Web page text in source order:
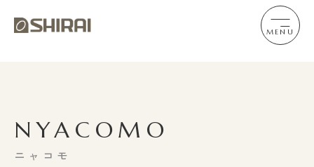
MENU
NYACOMO
ニャコモ